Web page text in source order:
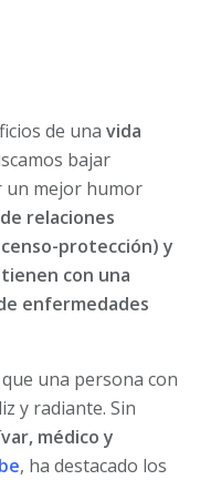
de una vida
bajar
un mejor humor
relaciones
protección) y
con una
enfermedades
una persona con
y radiante. Sin
médico y
, ha destacado los